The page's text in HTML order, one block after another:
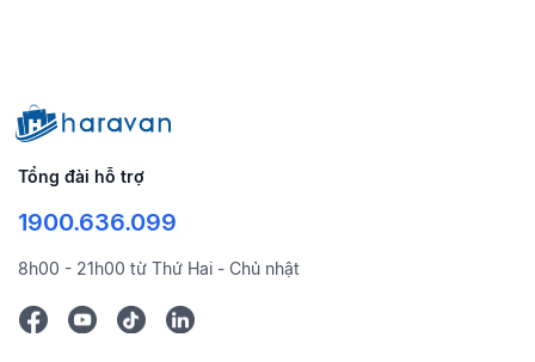
Tổng đài hỗ trợ
1900.636.099
8h00 - 21h00 từ Thứ Hai - Chủ nhật